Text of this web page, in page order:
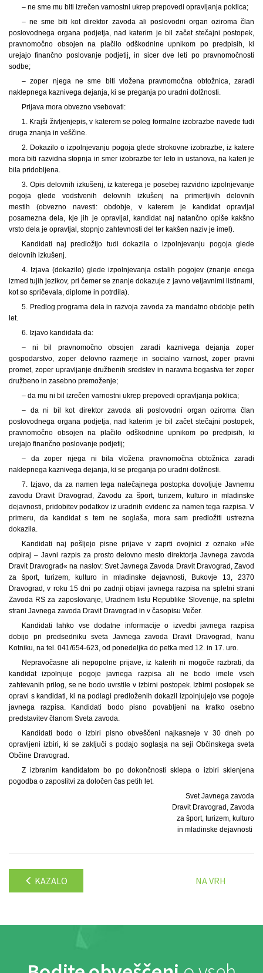
– ne sme mu biti izrečen varnostni ukrep prepovedi opravljanja poklica;
– ne sme biti kot direktor zavoda ali poslovodni organ oziroma član
poslovodnega organa podjetja, nad katerim je bil začet stečajni postopek,
pravnomočno obsojen na plačilo odškodnine upnikom po predpisih, ki
urejajo finančno poslovanje podjetij, in sicer dve leti po pravnomočnosti
sodbe;
– zoper njega ne sme biti vložena pravnomočna obtožnica, zaradi
naklepnega kaznivega dejanja, ki se preganja po uradni dolžnosti.
Prijava mora obvezno vsebovati:
1. Krajši življenjepis, v katerem se poleg formalne izobrazbe navede tudi
druga znanja in veščine.
2. Dokazilo o izpolnjevanju pogoja glede strokovne izobrazbe, iz katere
mora biti razvidna stopnja in smer izobrazbe ter leto in ustanova, na kateri je
bila pridobljena.
3. Opis delovnih izkušenj, iz katerega je posebej razvidno izpolnjevanje
pogoja glede vodstvenih delovnih izkušenj na primerljivih delovnih
mestih (obvezno navesti: obdobje, v katerem je kandidat opravljal
posamezna dela, kje jih je opravljal, kandidat naj natančno opiše kakšno
vrsto dela je opravljal, stopnjo zahtevnosti del ter kakšen naziv je imel).
Kandidati naj predložijo tudi dokazila o izpolnjevanju pogoja glede
delovnih izkušenj.
4. Izjava (dokazilo) glede izpolnjevanja ostalih pogojev (znanje enega
izmed tujih jezikov, pri čemer se znanje dokazuje z javno veljavnimi listinami,
kot so spričevala, diplome in potrdila).
5. Predlog programa dela in razvoja zavoda za mandatno obdobje petih
let.
6. Izjavo kandidata da:
– ni bil pravnomočno obsojen zaradi kaznivega dejanja zoper
gospodarstvo, zoper delovno razmerje in socialno varnost, zoper pravni
promet, zoper upravljanje družbenih sredstev in naravna bogastva ter zoper
družbeno in zasebno premoženje;
– da mu ni bil izrečen varnostni ukrep prepovedi opravljanja poklica;
– da ni bil kot direktor zavoda ali poslovodni organ oziroma član
poslovodnega organa podjetja, nad katerim je bil začet stečajni postopek,
pravnomočno obsojen na plačilo odškodnine upnikom po predpisih, ki
urejajo finančno poslovanje podjetij;
– da zoper njega ni bila vložena pravnomočna obtožnica zaradi
naklepnega kaznivega dejanja, ki se preganja po uradni dolžnosti.
7. Izjavo, da za namen tega natečajnega postopka dovoljuje Javnemu
zavodu Dravit Dravograd, Zavodu za šport, turizem, kulturo in mladinske
dejavnosti, pridobitev podatkov iz uradnih evidenc za namen tega razpisa. V
primeru, da kandidat s tem ne soglaša, mora sam predložiti ustrezna
dokazila.
Kandidati naj pošljejo pisne prijave v zaprti ovojnici z oznako »Ne
odpiraj – Javni razpis za prosto delovno mesto direktorja Javnega zavoda
Dravit Dravograd« na naslov: Svet Javnega Zavoda Dravit Dravograd, Zavod
za šport, turizem, kulturo in mladinske dejavnosti, Bukovje 13, 2370
Dravograd, v roku 15 dni po zadnji objavi javnega razpisa na spletni strani
Zavoda RS za zaposlovanje, Uradnem listu Republike Slovenije, na spletni
strani Javnega zavoda Dravit Dravograd in v časopisu Večer.
Kandidati lahko vse dodatne informacije o izvedbi javnega razpisa
dobijo pri predsedniku sveta Javnega zavoda Dravit Dravograd, Ivanu
Kotniku, na tel. 041/654-623, od ponedeljka do petka med 12. in 17. uro.
Nepravočasne ali nepopolne prijave, iz katerih ni mogoče razbrati, da
kandidat izpolnjuje pogoje javnega razpisa ali ne bodo imele vseh
zahtevanih prilog, se ne bodo uvrstile v izbirni postopek. Izbirni postopek se
opravi s kandidati, ki na podlagi predloženih dokazil izpolnjujejo vse pogoje
javnega razpisa. Kandidati bodo pisno povabljeni na kratko osebno
predstavitev članom Sveta zavoda.
Kandidati bodo o izbiri pisno obveščeni najkasneje v 30 dneh po
opravljeni izbiri, ki se zaključi s podajo soglasja na seji Občinskega sveta
Občine Dravograd.
Z izbranim kandidatom bo po dokončnosti sklepa o izbiri sklenjena
pogodba o zaposlitvi za določen čas petih let.
Svet Javnega zavoda
Dravit Dravograd, Zavoda
za šport, turizem, kulturo
in mladinske dejavnosti
KAZALO NA VRH